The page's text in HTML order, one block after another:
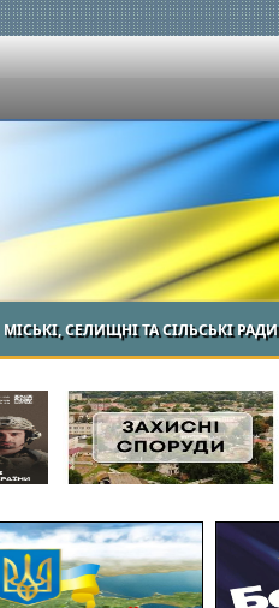
МІСЬКІ, СЕЛИЩНІ ТА СІЛЬСЬКІ РАДИ